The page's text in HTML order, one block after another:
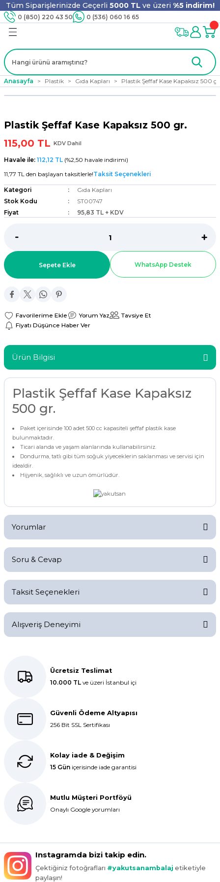
Tüm Siparişlerinizde Geçerli 5000 TLve üzeri %5 indirim!
0 (850) 220 43 50 0 (536) 060 16 65
Geri Dön
Geri Dön
Ürünleri
Geri Dön
Geri Dön
Tahta Karıştırıcı
Geri Dön
Kapları
Geri Dön
Geri Dön
Geri Dön
Anasayfa Plastik Gıda Kapları Plastik Şeffaf Kase Kapaksız 500
Plastik Şeffaf Kase Kapaksız 500 gr.
115,00 TL KDV Dahil
Havale ile: 112,12 TL (%2,50 havale indirimi)
11,77 TL den başlayan taksitlerle!Taksit Seçenekleri
Kategori
Gıda Kapları
Stok Kodu
ST00747
Fiyat
95,83 TL + KDV
Sepete Ekle WhatsApp Destek
Yorum Yaz
Tavsiye Et
Fiyatı Düşünce Haber Ver
Ürün Bilgisi
Plastik Şeffaf Kase Kapaksız
500 gr.
Paket içerisinde 100 adet 500 cc kapasiteli şeffaf plastik kase
bulunmaktadır.
Ticari alanda ve yaşam alanlarında kullanabilirsiniz.
Dondurma, tatlı gibi tüm soğuk yiyeceklerin saklanması ve servisi için
idealdir.
Hijyenik, sağlıklı ve uzun ömürlüdür.
Yorumlar
Yorum Yaz
Soru & Cevap
Soru Sor
Taksit Seçenekleri
Alışveriş Deneyimi
E... K... | 27/10/2025
Dolphin aynı kalitede . Hızlı kargo
ve teslimat için ayrıca teşekkür
Bir önceki siparişim sorunsuz geldi
sipariş verdim inşallah sıkıntı olmaz
hızlı kargo içinde teşekkürler
kargo hızlı çıkıyor x firma da
fiyatlar daha uygundu ama kalite
yoktu bu kalitede uygunluğa
devam ettikçe sizinleyiz
Ücretsiz Teslimat
10.000 TL ve üzeri İstanbul içi
Güvenli Ödeme Altyapısı
256 Bit SSL Sertifikası
Kolay iade & Değişim
15 Gün içerisinde iade garantisi
Mutlu Müşteri Portföyü
Onaylı Google yorumları
Instagramda bizi takip edin.
Çektiğiniz fotoğrafları #yakutsanambalaj etiketiyle
paylaşın!